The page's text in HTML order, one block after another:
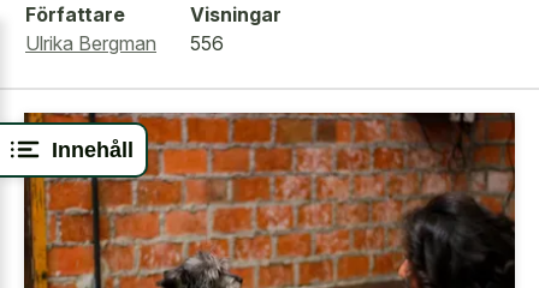
Innehåll
Författare
Ulrika Bergman
Visningar
556